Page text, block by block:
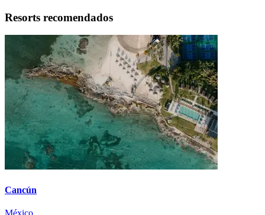
Resorts recomendados
Cancún
México